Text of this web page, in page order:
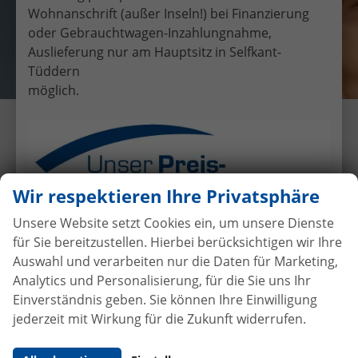
Übergabe eines EU-
Neufahrzeuges Kia Sportage an
Herr Rieger
26.8.2017 • Auslieferungen
Wir respektieren Ihre Privatsphäre
Unsere Website setzt Cookies ein, um unsere Dienste
für Sie bereitzustellen. Hierbei berücksichtigen wir Ihre
Auswahl und verarbeiten nur die Daten für Marketing,
Analytics und Personalisierung, für die Sie uns Ihr
Einverständnis geben. Sie können Ihre Einwilligung
jederzeit mit Wirkung für die Zukunft widerrufen.
Wohnanschrift (außer Inseln!) bei Finanzierung
oder Gebrauchtwagen-Inzahlungnahme,
Auslieferung nur am Hauptsitz in Selfkant-
Tüddern
möglich.
Autokaufohne Anzahlung
bei
Vertragsabschluss
Beim Automobilhandel von der Forst genießen Sie
maximale Sicherheit und Transparenz. Bei uns